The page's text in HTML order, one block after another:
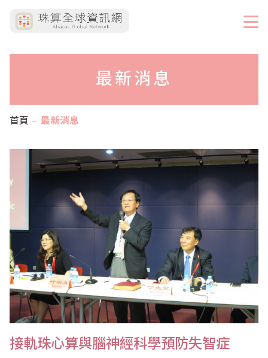
最新消息
首頁 最新消息
接軌珠心算與腦神經科學預防失智症